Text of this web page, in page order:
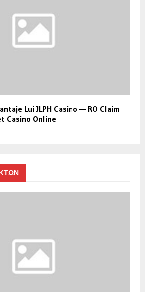
Lui JLPH Casino — RO Claim
Casino Online